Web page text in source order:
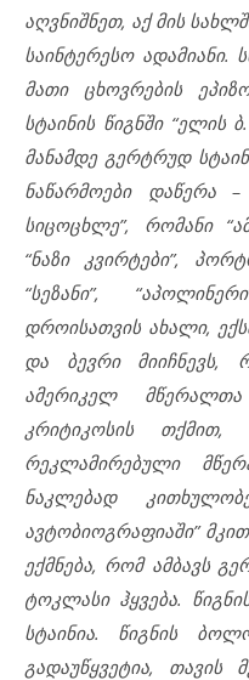
აღვნიშნეთ, აქ მის
საინტერესო
მათი ცხოვრების
სტაინის წიგნში “ელის
მანამდე გერტრუდ
ნაწარმოები დაწერა
სიცოცხლე”, რომანი
“ნაზი კვირტები”,
“სეზანი”,
დროისათვის ახალი,
და ბევრი მიიჩნევს,
ამერიკელ
კრიტიკოსის თქმით,
რეკლამირებული
ნაკლებად
ავტობიოგრაფიაში”
ექმნება, რომ ამბავს
ტოკლასი ჰყვება.
სტაინია. წიგნის
გადაუწყვეტია, თავის